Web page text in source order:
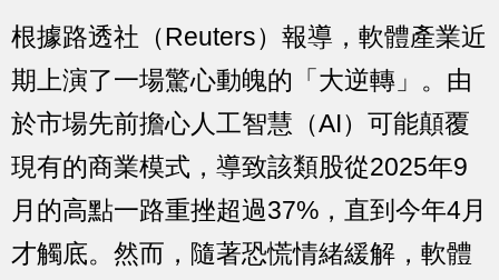
根據路透社（Reuters）報導，軟體產業近
期上演了一場驚心動魄的「大逆轉」。由
於市場先前擔心人工智慧（AI）可能顛覆
現有的商業模式，導致該類股從2025年9
月的高點一路重挫超過37%，直到今年4月
才觸底。然而，隨著恐慌情緒緩解，軟體